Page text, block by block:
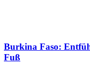
Burkina Faso:
Fuß